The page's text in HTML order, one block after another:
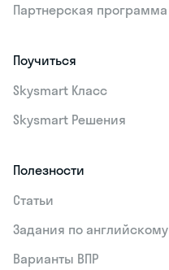
Партнерская программа
Поучиться
Skysmart Класс
Skysmart Решения
Полезности
Статьи
Задания по английскому
Варианты ВПР